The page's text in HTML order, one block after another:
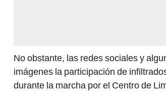
No obstante, las redes sociales y
imágenes la participación de
durante la marcha por el Centro de